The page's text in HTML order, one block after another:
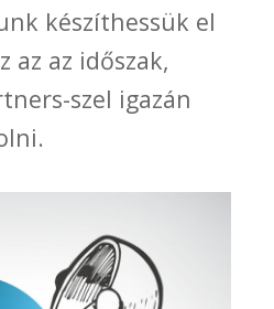
készíthessük el
az az időszak,
szel igazán